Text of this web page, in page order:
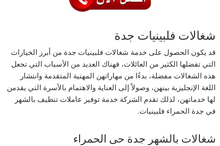
شغالات فلبينيات جدة
قد يكون الحصول على خدمة شغالات فلبينيات جدة من أبرز الخيارات
التي تفضلها الكثير من العائلات، فهناك العديد من الأسباب التي تجعل
هذه الشغالات مفضلة، بدءًا من مهاراتهن المهنية المتقدمة وانتشار
اللغة الإنجليزية بينهن، وصولاً إلى العناية والاهتمام بالأسرة التي يقدمن
لها خدماتهن، لذلك تقدم الشركة خدمة توفير عاملات تنظيف بالشهر
في جدة الحمراء فلبينيات.
شغالات بالشهر جدة حى الحمراء